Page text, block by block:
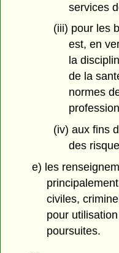
services
(iii) pour les
est, en
la
de la
normes
(iv) aux fins
des
e) les
civiles,
pour
poursuites.